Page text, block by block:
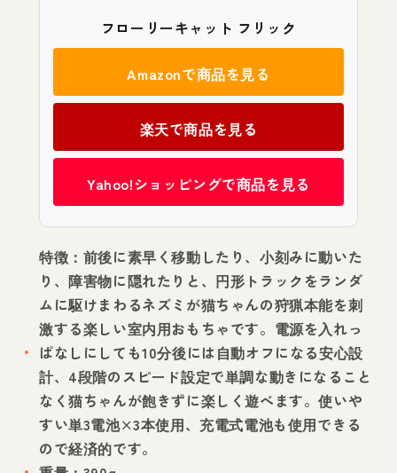
フローリーキャット フリック
Amazonで商品を見る
楽天で商品を見る
Yahoo!ショッピングで商品を見る
特徴：前後に素早く移動したり、小刻みに動いた
り、障害物に隠れたりと、円形トラックをランダ
ムに駆けまわるネズミが猫ちゃんの狩猟本能を刺
激する楽しい室内用おもちゃです。電源を入れっ
ぱなしにしても10分後には自動オフになる安心設
計、4段階のスピード設定で単調な動きになること
なく猫ちゃんが飽きずに楽しく遊べます。使いや
すい単3電池×3本使用、充電式電池も使用できる
ので経済的です。